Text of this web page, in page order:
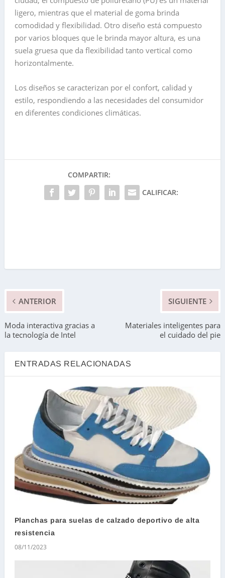
ligero, mientras que el material de goma brinda
comodidad y flexibilidad. Otro diseño está compuesto
por varios bloques que le brinda mayor altura, es una
suela gruesa que da flexibilidad tanto vertical como
horizontalmente.
Los diseños se caracterizan por el confort, calidad y
estilo, respondiendo a las necesidades del consumidor
en diferentes condiciones climáticas.
COMPARTIR:
CALIFICAR:
ANTERIOR
Moda interactiva gracias a
la tecnología de Intel
SIGUIENTE
Materiales inteligentes para
el cuidado del pie
ENTRADAS RELACIONADAS
Planchas para suelas de calzado deportivo de alta
resistencia
08/11/2023